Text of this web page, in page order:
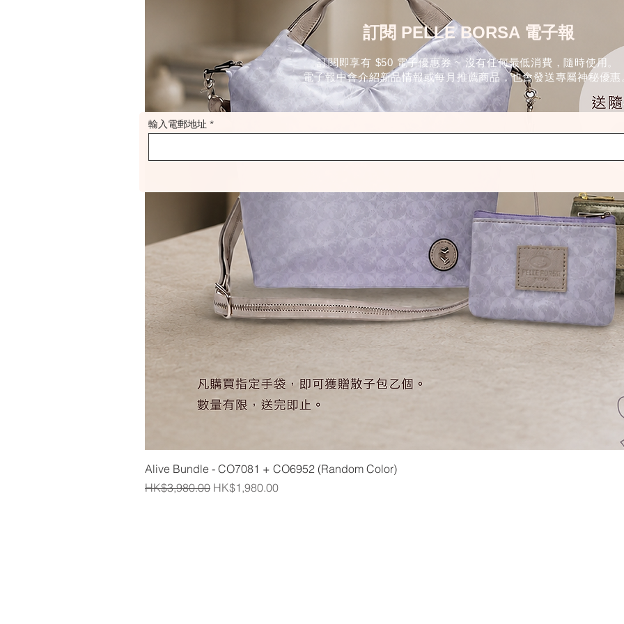
Alive Bundle - CO7081 + CO6952 (Random Color)
一般價格
HK$3,980.00 促銷價格
HK$1,980.00
訂閱 PELLE BORSA 電子報
訂閱即享有 $50 電子優惠券 ~ 沒有任何最低消費，隨時使用。
電子報中會介紹新品情報或每月推薦商品，也會發送專屬神秘優惠
輸入電郵地址